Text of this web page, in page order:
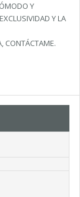
Y
Y LA
CONTÁCTAME.